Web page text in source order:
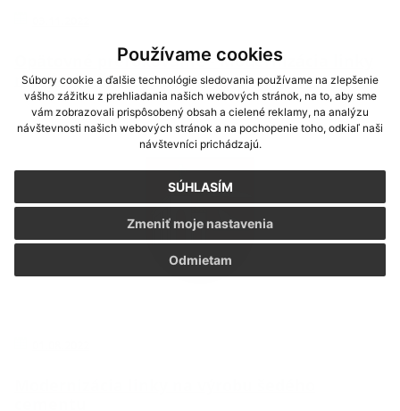
Používame cookies
Súbory cookie a ďalšie technológie sledovania používame na zlepšenie
vášho zážitku z prehliadania našich webových stránok, na to, aby sme
vám zobrazovali prispôsobený obsah a cielené reklamy, na analýzu
návštevnosti našich webových stránok a na pochopenie toho, odkiaľ naši
návštevníci prichádzajú.
SÚHLASÍM
Odmietam
Zmeniť moje nastavenia
Opätovné prerokovanie - Modernizácia linky
na výrobu šedého cementu